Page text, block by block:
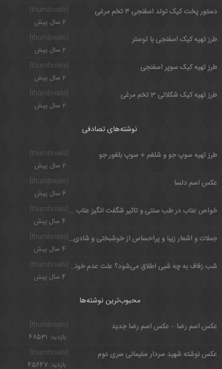
[thumbnails]
دستور پخت کیک تولد اسفنجی ۳ تخم مرغی
2 سال پیش
طرز تهیه کیک اسفنجی با توستر
2 سال پیش
[thumbnails]
طرز تهیه کیک سوپر اسفنجی
2 سال پیش
طرز تهیه کیک شکلاتی 3 تخم مرغی
2 سال پیش
نوشته‌های تصادفی
[thumbnails] طرز تهیه سوپ جو و شلغم + سوپ بلغور جو
2 سال پیش
عکس اسم دلسا
6 سال پیش
[thumbnails] خواص عناب در طب سنتی و تاثیر شگفت انگیز عناب تازه و خشک
4 سال پیش
جملات و اشعار زیبا و پراحساس از خوشبختی و شادی و عشق
4 سال پیش
شب زفاف به چه شبی اطلاق می‌شود؟ علت عدم خونریزی در شب زفاف
4 سال پیش
محبوب‌ترین نوشته‌ها
عکس اسم رضا – عکس اسم رضا جدید
بازدید: 48531
[thumbnails]
عکس نوشته شهید سردار سلیمانی سری دوم
بازدید: 45647